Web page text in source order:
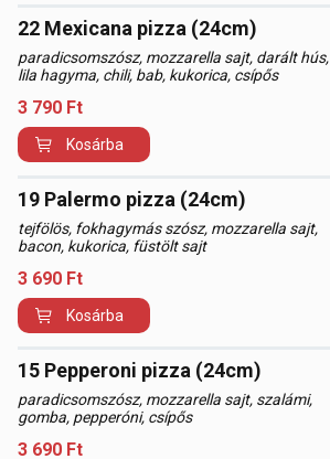
22 Mexicana pizza (24cm)
paradicsomszósz, mozzarella sajt, darált hús,
lila hagyma, chili, bab, kukorica, csípős
3 790 Ft
Kosárba
19 Palermo pizza (24cm)
tejfölös, fokhagymás szósz, mozzarella sajt,
bacon, kukorica, füstölt sajt
3 690 Ft
Kosárba
15 Pepperoni pizza (24cm)
paradicsomszósz, mozzarella sajt, szalámi,
gomba, pepperóni, csípős
3 690 Ft